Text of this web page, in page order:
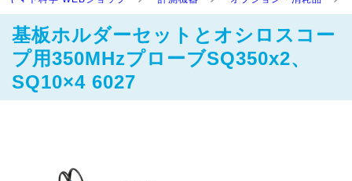
基板ホルダーセットとオシロスコー
プ用350MHzプローブSQ350x2、
SQ10×4 6027